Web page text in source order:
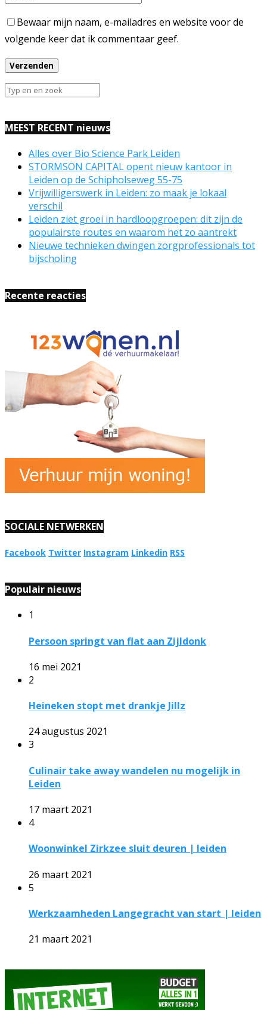
Bewaar mijn naam, e-mailadres en website voor de
volgende keer dat ik commentaar geef.
MEEST RECENT nieuws
Alles over Bio Science Park Leiden
STORMSON CAPITAL opent nieuw kantoor in
Leiden op de Schipholseweg 55-75
Vrijwilligerswerk in Leiden: zo maak je lokaal
verschil
Leiden ziet groei in hardloopgroepen: dit zijn de
populairste routes en waarom het zo aantrekt
Nieuwe technieken dwingen zorgprofessionals tot
bijscholing
Recente reacties
SOCIALE NETWERKEN
Facebook Twitter Instagram Linkedin RSS
Populair nieuws
1
Persoon springt van flat aan Zijldonk
16 mei 2021
2
Heineken stopt met drankje Jillz
24 augustus 2021
3
Culinair take away wandelen nu mogelijk in
Leiden
17 maart 2021
4
Woonwinkel Zirkzee sluit deuren | leiden
26 maart 2021
5
Werkzaamheden Langegracht van start | leiden
21 maart 2021